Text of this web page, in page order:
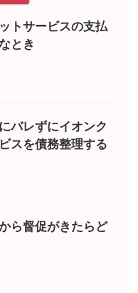
トサービスの支払
とき
バレずにイオンク
スを債務整理する
ら督促がきたらど